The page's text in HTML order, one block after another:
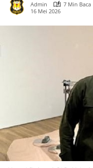
Admin
7 Min Baca
16 Mei 2026